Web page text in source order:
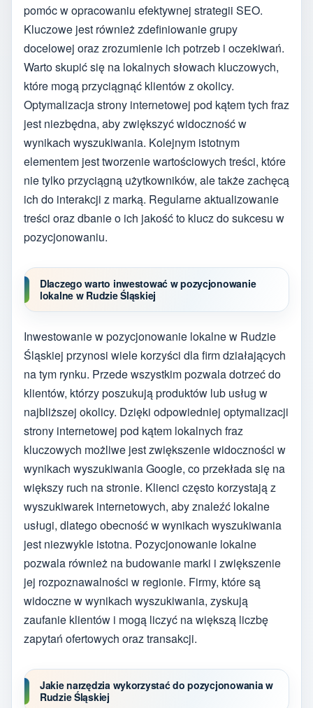
pomóc w opracowaniu efektywnej strategii SEO.
Kluczowe jest również zdefiniowanie grupy
docelowej oraz zrozumienie ich potrzeb i oczekiwań.
Warto skupić się na lokalnych słowach kluczowych,
które mogą przyciągnąć klientów z okolicy.
Optymalizacja strony internetowej pod kątem tych fraz
jest niezbędna, aby zwiększyć widoczność w
wynikach wyszukiwania. Kolejnym istotnym
elementem jest tworzenie wartościowych treści, które
nie tylko przyciągną użytkowników, ale także zachęcą
ich do interakcji z marką. Regularne aktualizowanie
treści oraz dbanie o ich jakość to klucz do sukcesu w
pozycjonowaniu.
Dlaczego warto inwestować w pozycjonowanie
lokalne w Rudzie Śląskiej
Inwestowanie w pozycjonowanie lokalne w Rudzie
Śląskiej przynosi wiele korzyści dla firm działających
na tym rynku. Przede wszystkim pozwala dotrzeć do
klientów, którzy poszukują produktów lub usług w
najbliższej okolicy. Dzięki odpowiedniej optymalizacji
strony internetowej pod kątem lokalnych fraz
kluczowych możliwe jest zwiększenie widoczności w
wynikach wyszukiwania Google, co przekłada się na
większy ruch na stronie. Klienci często korzystają z
wyszukiwarek internetowych, aby znaleźć lokalne
usługi, dlatego obecność w wynikach wyszukiwania
jest niezwykle istotna. Pozycjonowanie lokalne
pozwala również na budowanie marki i zwiększenie
jej rozpoznawalności w regionie. Firmy, które są
widoczne w wynikach wyszukiwania, zyskują
zaufanie klientów i mogą liczyć na większą liczbę
zapytań ofertowych oraz transakcji.
Jakie narzędzia wykorzystać do pozycjonowania w
Rudzie Śląskiej